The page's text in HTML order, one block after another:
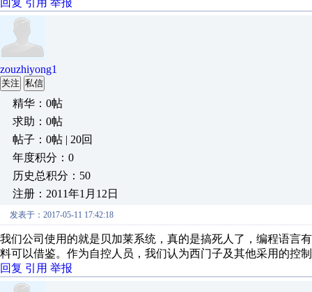
回复 引用 举报
zouzhiyong1
关注 私信
精华：0帖
求助：0帖
帖子：0帖 | 20回
年度积分：0
历史总积分：50
注册：2011年1月12日
发表于：2017-05-11 17:42:18
我们公司使用的就是贝加莱系统，真的是搞死人了，编程语言
料可以借鉴。作为自控人员，我们认为西门子及其他采用的控
回复 引用 举报